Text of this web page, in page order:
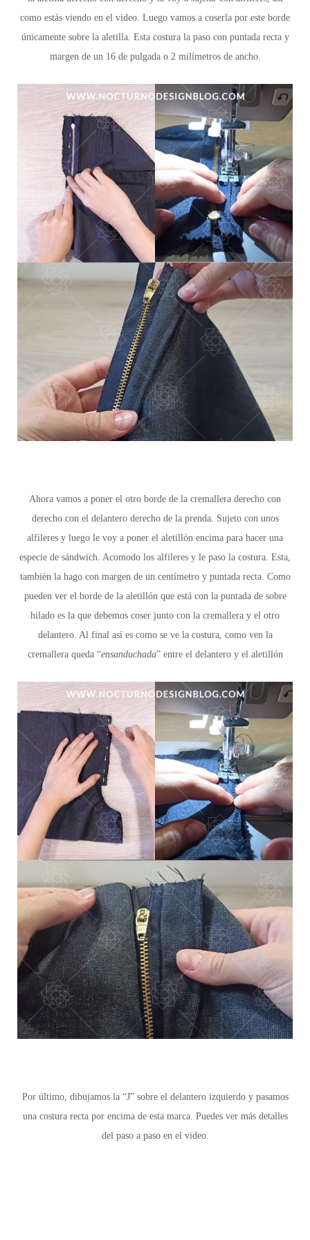
como estás viendo en el vídeo. Luego vamos a coserla por este borde
únicamente sobre la aletilla. Esta costura la paso con puntada recta y
margen de un 16 de pulgada o 2 milímetros de ancho.
Ahora vamos a poner el otro borde de la cremallera derecho con
derecho con el delantero derecho de la prenda. Sujeto con unos
alfileres y luego le voy a poner el aletillón encima para hacer una
especie de sándwich. Acomodo los alfileres y le paso la costura. Esta,
también la hago con margen de un centímetro y puntada recta. Como
pueden ver el borde de la aletillón que está con la puntada de sobre
hilado es la que debemos coser junto con la cremallera y el otro
delantero. Al final así es como se ve la costura, como ven la
cremallera queda “ensanduchada” entre el delantero y el aletillón
Por último, dibujamos la “J” sobre el delantero izquierdo y pasamos
una costura recta por encima de esta marca. Puedes ver más detalles
del paso a paso en el video.